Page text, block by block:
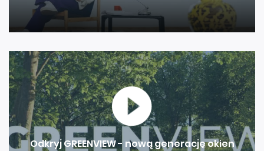
Odkryj GREENVIEW - nową generację okien